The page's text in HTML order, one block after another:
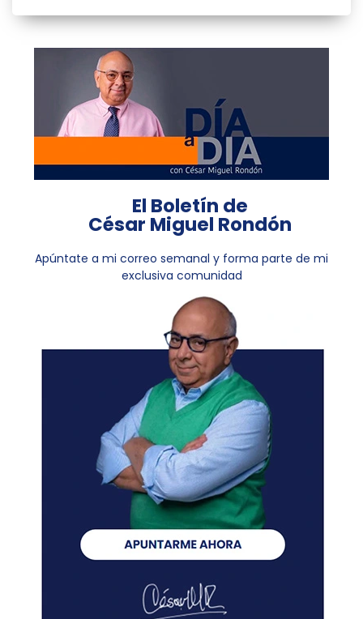
El Boletín de
César Miguel Rondón
Apúntate a mi correo semanal y forma parte de mi
exclusiva comunidad